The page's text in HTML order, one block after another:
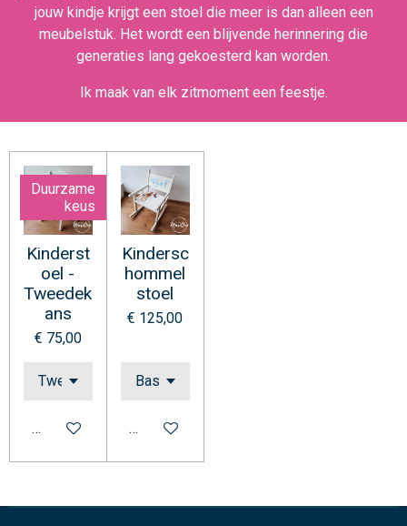
jouw kindje krijgt een stoel die meer is dan alleen een
meubelstuk. Het wordt een blijvende herinnering die
generaties lang gekoesterd kan worden.
Ik maak van elk zitmoment een feestje.
Duurzame
keus
Kinderst
oel -
Tweedek
ans
€ 75,00
Bekijk details
Kindersc
hommel
stoel
€ 125,00
Bekijk details